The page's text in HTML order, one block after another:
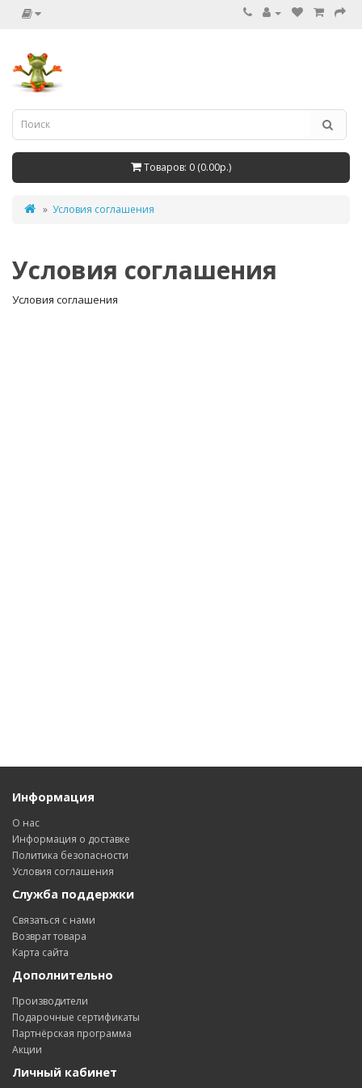
Товаров: 0 (0.00р.)
Условия соглашения
Условия соглашения
Условия соглашения
Информация
О нас
Информация о доставке
Политика безопасности
Условия соглашения
Служба поддержки
Связаться с нами
Возврат товара
Карта сайта
Дополнительно
Производители
Подарочные сертификаты
Партнёрская программа
Акции
Личный кабинет